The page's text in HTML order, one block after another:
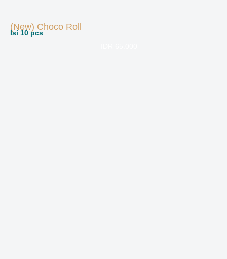
(New) Choco Roll
Isi 10 pcs